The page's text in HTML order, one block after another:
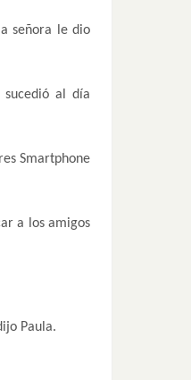
señora le dio
al día
Smartphone
a los amigos
Paula.